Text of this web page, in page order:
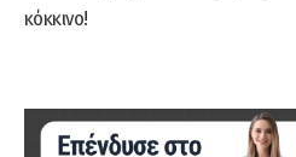
κόκκινο!